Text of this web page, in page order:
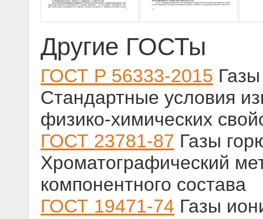
Другие ГОСТы
ГОСТ Р 56333-2015
Стандартные условия
физико-химических
ГОСТ 23781-87 Газы
Хроматографический
компонентного состава
ГОСТ 19471-74 Газы